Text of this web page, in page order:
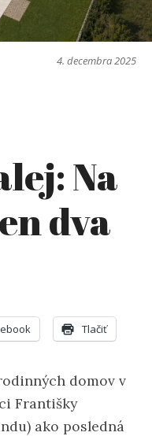
4. decembra 2025
Na
dva
Tlačiť
domov v
Františky
ako posledná